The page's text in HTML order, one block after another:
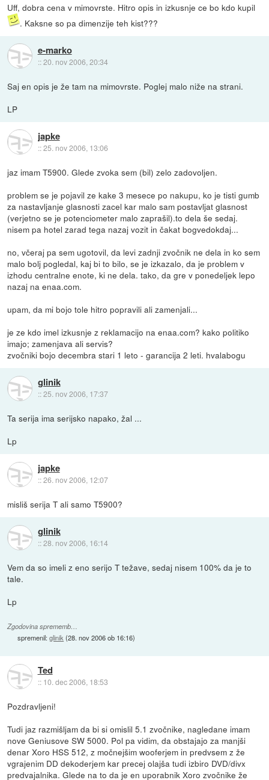
Uff, dobra cena v mimovrste. Hitro opis in izkusnje ce bo kdo kupil
. Kaksne so pa dimenzije teh kist???
e-marko
::20. nov 2006, 20:34
Saj en opis je že tam na mimovrste. Poglej malo niže na strani.
LP
japke
::25. nov 2006, 13:06
jaz imam T5900. Glede zvoka sem (bil) zelo zadovoljen.
problem se je pojavil ze kake 3 mesece po nakupu, ko je tisti gumb
za nastavljanje glasnosti zacel kar malo sam postavljat glasnost
(verjetno se je potenciometer malo zaprašil).to dela še sedaj.
nisem pa hotel zarad tega nazaj vozit in čakat bogvedokdaj...
no, včeraj pa sem ugotovil, da levi zadnji zvočnik ne dela in ko sem
malo bolj pogledal, kaj bi to bilo, se je izkazalo, da je problem v
izhodu centralne enote, ki ne dela. tako, da gre v ponedeljek lepo
nazaj na enaa.com.
upam, da mi bojo tole hitro popravili ali zamenjali...
je ze kdo imel izkusnje z reklamacijo na enaa.com? kako politiko
imajo; zamenjava ali servis?
zvočniki bojo decembra stari 1 leto - garancija 2 leti. hvalabogu
glinik
::25. nov 2006, 17:37
Ta serija ima serijsko napako, žal ...
Lp
japke
::26. nov 2006, 12:07
misliš serija T ali samo T5900?
glinik
::28. nov 2006, 16:14
Vem da so imeli z eno serijo T težave, sedaj nisem 100% da je to
tale.
Lp
Zgodovina sprememb…
spremenil:glinik (28. nov 2006 ob 16:16)
Ted
:: 10. dec 2006, 18:53
Pozdravljeni!
Tudi jaz razmišljam da bi si omislil 5.1 zvočnike, nagledane imam
nove Geniusove SW 5000. Pol pa vidim, da obstajajo za manjši
denar Xoro HSS 512, z močnejšim wooferjem in predvsem z že
vgrajenim DD dekoderjem kar precej olajša tudi izbiro DVD/divx
predvajalnika. Glede na to da je en uporabnik Xoro zvočnike že